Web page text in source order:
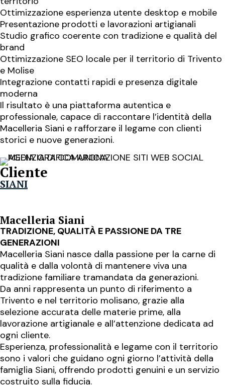
Ottimizzazione esperienza utente desktop e mobile
Presentazione prodotti e lavorazioni artigianali
Studio grafico coerente con tradizione e qualità del
brand
Ottimizzazione SEO locale per il territorio di Trivento
e Molise
Integrazione contatti rapidi e presenza digitale
moderna
Il risultato è una piattaforma autentica e
professionale, capace di raccontare l’identità della
Macelleria Siani e rafforzare il legame con clienti
storici e nuove generazioni.
Cliente
SIANI
Macelleria Siani
TRADIZIONE, QUALITÀ E PASSIONE DA TRE
GENERAZIONI
Macelleria Siani nasce dalla passione per la carne di
qualità e dalla volontà di mantenere viva una
tradizione familiare tramandata da generazioni.
Da anni rappresenta un punto di riferimento a
Trivento e nel territorio molisano, grazie alla
selezione accurata delle materie prime, alla
lavorazione artigianale e all’attenzione dedicata ad
ogni cliente.
Esperienza, professionalità e legame con il territorio
sono i valori che guidano ogni giorno l’attività della
famiglia Siani, offrendo prodotti genuini e un servizio
costruito sulla fiducia.